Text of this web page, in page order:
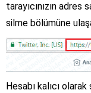
tarayıcınızın adres
silme bölümüne
Hesabı kalıcı